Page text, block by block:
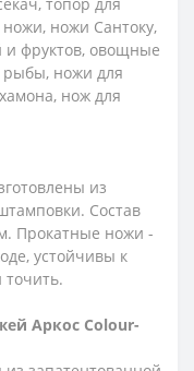
ножи Сантоку,
и фруктов, овощные
рыбы, ножи для
нож для
из
Состав
Прокатные ножи -
устойчивы к
точить.
Аркос Сolour-